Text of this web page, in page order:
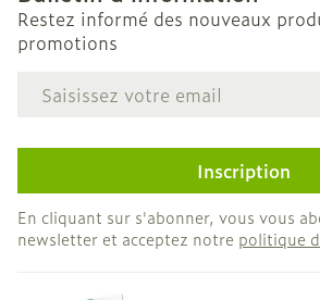
Restez informé des nouveaux
promotions
Adresse mail
Inscription
En cliquant sur s'abonner, vous vous
newsletter et acceptez notre politique